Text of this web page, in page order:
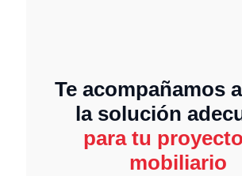
Te acompañamos
la solución
para tu
mobiliario